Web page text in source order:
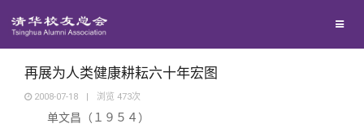
西南联大校友会
义工计划
新媒体平台
青春风采
校友文苑
再展为人类健康耕耘六十年宏图
2008-07-18 | 浏览 473次
单文昌（１９５４）